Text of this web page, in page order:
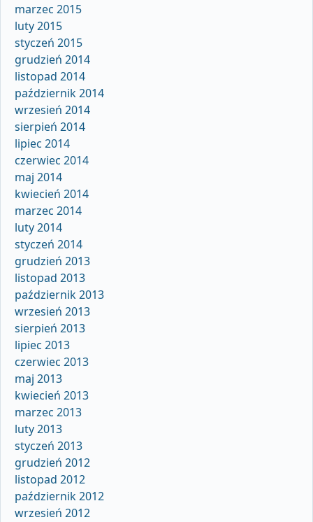
marzec 2015
luty 2015
styczeń 2015
grudzień 2014
listopad 2014
październik 2014
wrzesień 2014
sierpień 2014
lipiec 2014
czerwiec 2014
maj 2014
kwiecień 2014
marzec 2014
luty 2014
styczeń 2014
grudzień 2013
listopad 2013
październik 2013
wrzesień 2013
sierpień 2013
lipiec 2013
czerwiec 2013
maj 2013
kwiecień 2013
marzec 2013
luty 2013
styczeń 2013
grudzień 2012
listopad 2012
październik 2012
wrzesień 2012